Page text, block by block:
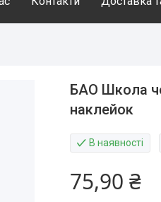
БАО Школа
наклейок
В наявності
75,90 ₴